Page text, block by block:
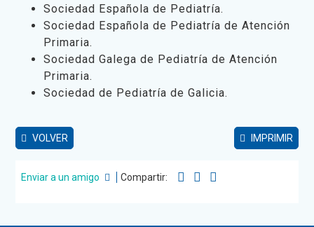
Sociedad Española de Pediatría.
Sociedad Española de Pediatría de Atención
Primaria.
Sociedad Galega de Pediatría de Atención
Primaria.
Sociedad de Pediatría de Galicia.
VOLVER IMPRIMIR
Enviar a un amigo Compartir: